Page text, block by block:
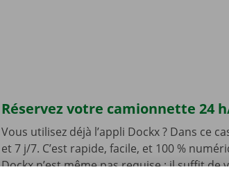
Réservez votre camionnette 24
Vous utilisez déjà l’appli Dockx ? Dans ce
et 7 j/7. C’est rapide, facile, et 100 %
Dockx n’est même pas requise : il suffit